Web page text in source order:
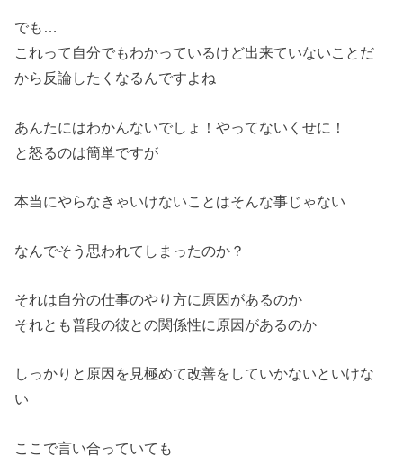
でも…
これって自分でもわかっているけど出来ていないことだ
から反論したくなるんですよね
あんたにはわかんないでしょ！やってないくせに！
と怒るのは簡単ですが
本当にやらなきゃいけないことはそんな事じゃない
なんでそう思われてしまったのか？
それは自分の仕事のやり方に原因があるのか
それとも普段の彼との関係性に原因があるのか
しっかりと原因を見極めて改善をしていかないといけな
い
ここで言い合っていても